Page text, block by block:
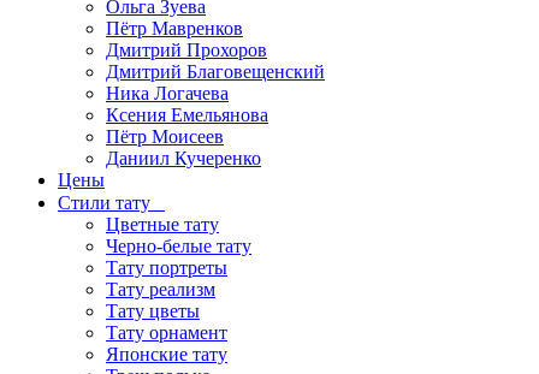
Ольга Зуева
Пётр Мавренков
Дмитрий Прохоров
Дмитрий Благовещенский
Ника Логачева
Ксения Емельянова
Пётр Моисеев
Даниил Кучеренко
Цены
Стили тату
Цветные тату
Черно-белые тату
Тату портреты
Тату реализм
Тату цветы
Тату орнамент
Японские тату